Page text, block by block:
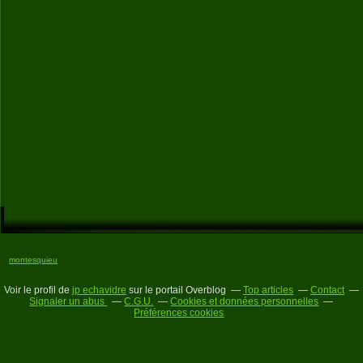
montesquieu
Voir le profil de jp echavidre sur le portail Overblog Top articles
Contact
Signaler un abus
C.G.U.
Cookies et données personnelles
Préférences cookies